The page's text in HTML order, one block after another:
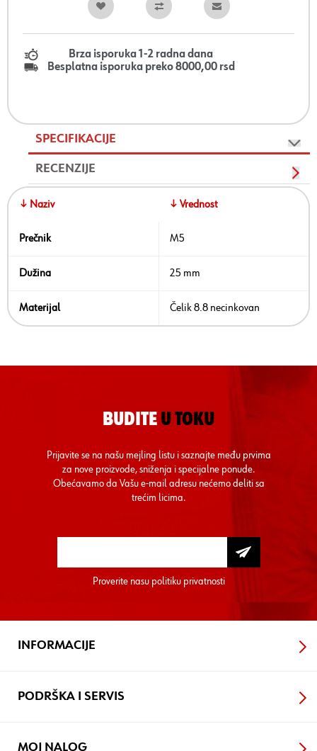
Brza isporuka 1-2 radna dana
Besplatna isporuka preko 8000,00 rsd
SPECIFIKACIJE
RECENZIJE
↓ Naziv ↓ Vrednost
Prečnik M5
Dužina 25 mm
Materijal Čelik 8.8 necinkovan
BUDITE U TOKU
Prijavite se na našu mejling listu i saznajte među prvima
za nove proizvode, sniženja i specijalne ponude.
Obećavamo da Vašu e-mail adresu nećemo deliti sa
trećim licima.
Proverite nasu politiku privatnosti
INFORMACIJE
PODRŠKA I SERVIS
MOJ NALOG